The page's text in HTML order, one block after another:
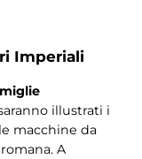
Imperiali
illustrati i
macchine da
A